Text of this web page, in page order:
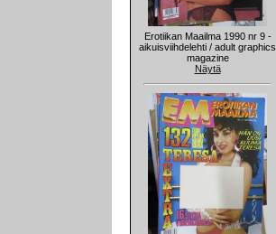
Erotiikan Maailma 1990 nr 9 -
aikuisviihdelehti / adult graphics
magazine
Näytä